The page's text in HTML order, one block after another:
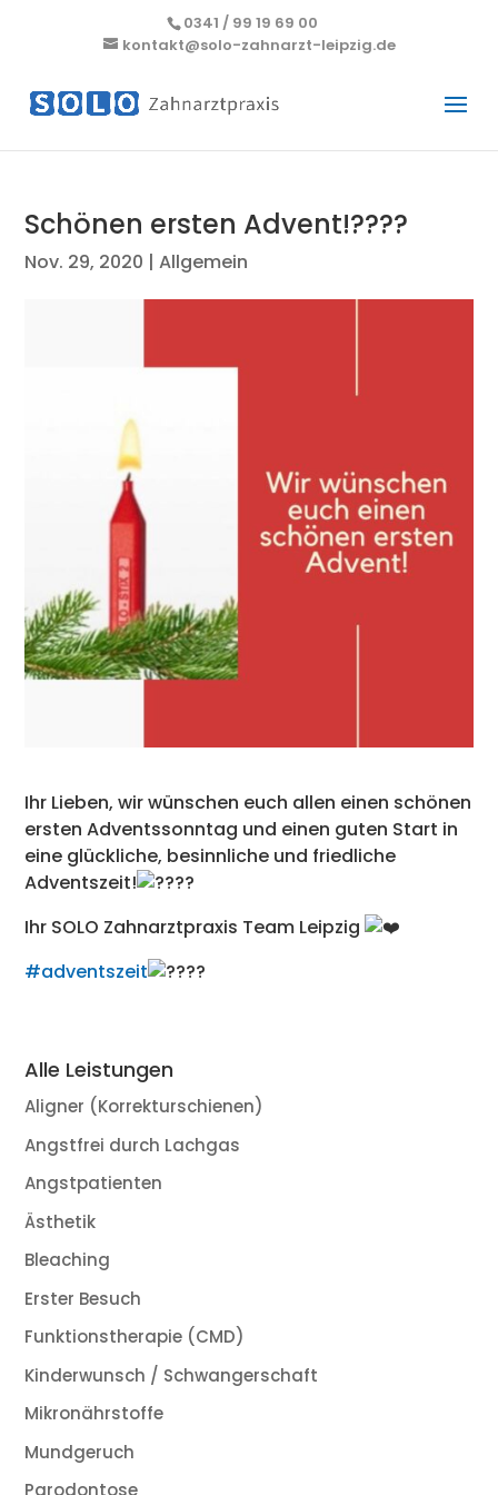
0341 / 99 19 69 00
kontakt@solo-zahnarzt-leipzig.de
Schönen ersten Advent!????
Nov. 29, 2020 |Allgemein
Ihr Lieben, wir wünschen euch allen einen schönen
ersten Adventssonntag und einen guten Start in
eine glückliche, besinnliche und friedliche
Adventszeit!
Ihr SOLO Zahnarztpraxis Team Leipzig
#adventszeit
Alle Leistungen
Aligner (Korrekturschienen)
Angstfrei durch Lachgas
Angstpatienten
Ästhetik
Bleaching
Erster Besuch
Funktionstherapie (CMD)
Kinderwunsch / Schwangerschaft
Mikronährstoffe
Mundgeruch
Parodontose